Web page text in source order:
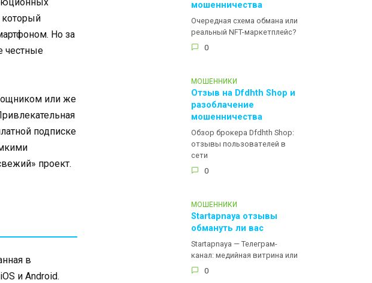
который
Но за
честные
или же
подписке
проект.
в
и Android.
мошенничества
Очередная схема обмана или
реальный NFT-маркетплейс?
0
МОШЕННИКИ
Отзыв на Dfdhth Shop и
разоблачение
мошенничества
Обзор брокера Dfdhth Shop:
отзывы пользователей в
сети
0
МОШЕННИКИ
Startapnaya отзывы
обмануть ли вас
Startapnaya — Телеграм-
канал: медийная витрина или
0